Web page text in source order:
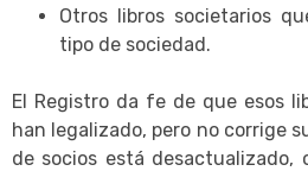
Otros libros societarios
tipo de sociedad.
El Registro da fe de que esos
han legalizado, pero no corrige
de socios está desactualizado,